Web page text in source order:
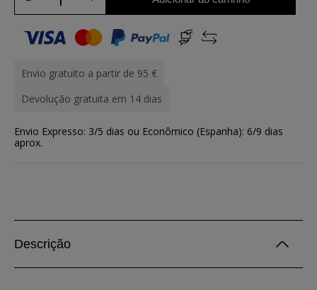
Envio gratuito a partir de 95 €
Devolução gratuita em 14 dias
Envio Expresso: 3/5 dias ou Econômico (Espanha): 6/9 dias
aprox.
Descrição